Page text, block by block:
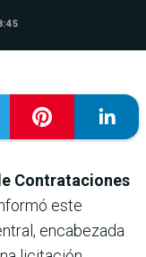
Contrataciones
este
encabezada